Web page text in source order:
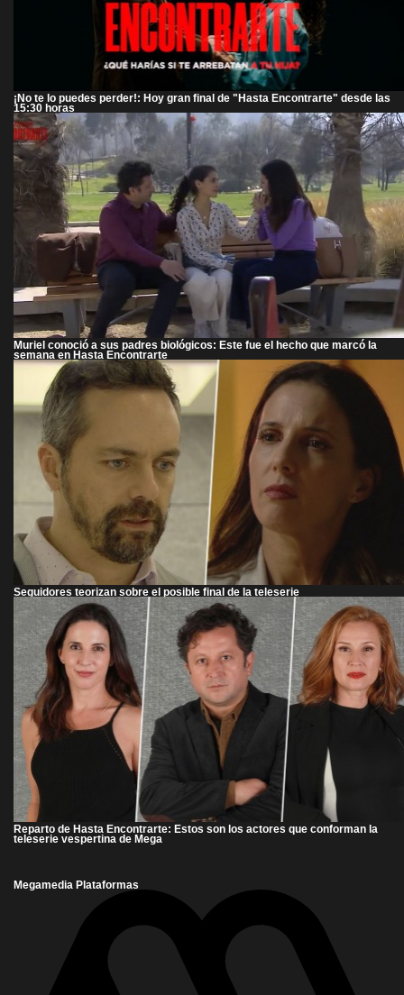
¡No te lo puedes perder!: Hoy gran final de "Hasta Encontrarte" desde las
15:30 horas
Muriel conoció a sus padres biológicos: Este fue el hecho que marcó la
semana en Hasta Encontrarte
Seguidores teorizan sobre el posible final de la teleserie
Reparto de Hasta Encontrarte: Estos son los actores que conforman la
teleserie vespertina de Mega
Megamedia Plataformas